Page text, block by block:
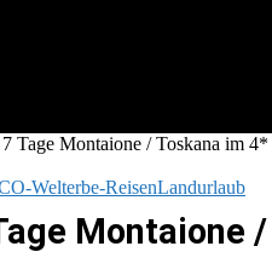
Tage Montaione / Toskana im
Welterbe-ReisenLandurlaub
Montaione